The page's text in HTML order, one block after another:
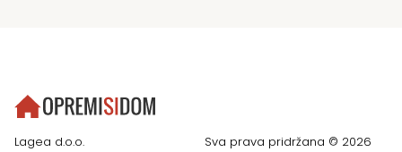
Lagea d.o.o.
Sva prava pridržana © 2026